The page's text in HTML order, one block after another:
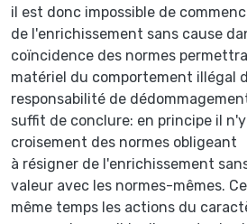
il est donc impossible de
de l'enrichissement sans cause
coïncidence des normes
matériel du comportement illégal
responsabilité de
suffit de conclure: en principe il
croisement des normes obligeant
à résigner de l'enrichissement
valeur avec les normes-mêmes.
même temps les actions du